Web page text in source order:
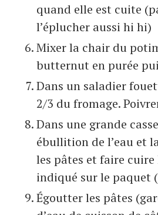
quand elle est cuite
l’éplucher aussi hi hi)
Mixer la chair du
butternut en purée
Dans un saladier
2/3 du fromage.
Dans une grande
ébullition de l’eau et
les pâtes et faire cuire
indiqué sur le paquet
Égoutter les pâtes